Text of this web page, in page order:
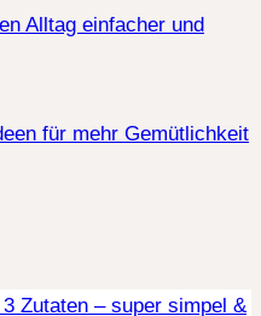
Alltag einfacher und
für mehr Gemütlichkeit